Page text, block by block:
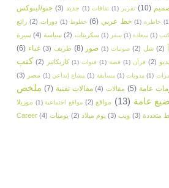
(10) تقرير (1) ثقافات (1) جديد (3) جنو/لينوكس
خاطرة (1) خط عربي (6) خطوط (1) دورات (2) رائع
(1) سعادة (1) سفر (1) سكربتات (2) سياسة (4) سيرة
(2) شل (2) صوتيات (1) صور (8) طريف (3) غباء (6)
(2) قرآن (1) قصة (1) قنوات (1) كاريكاتير (2) كتب
(1) مدونات (1) مسابقة (1) مشاع إبداعي (1) مصر (3)
عامة (5) مقالات (4) مقالات تقنية (7) ملخص
عامة (13) مواقع (2) مواقع اجتماعية (1) موزيلا
متعددة (3) ويب (3) يوم ميلاد (2) يوميات (4)
Career